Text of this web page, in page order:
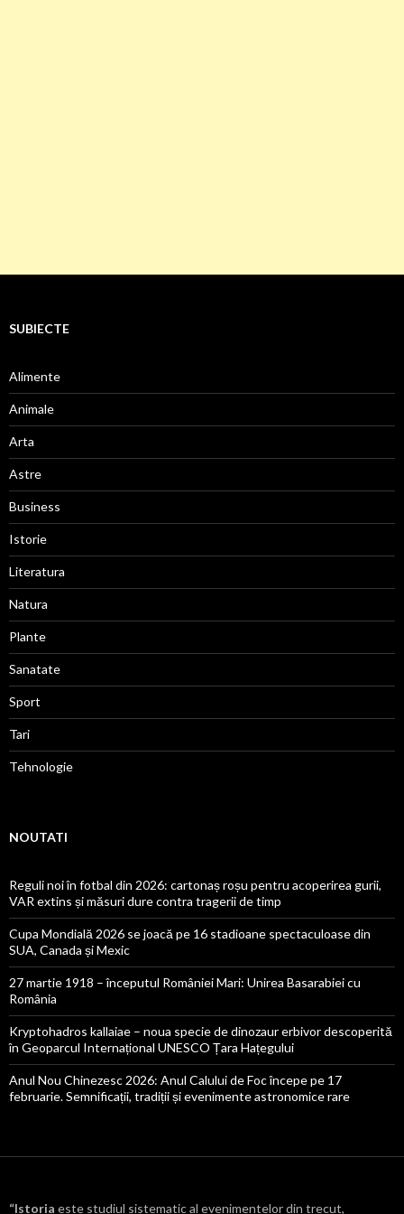
SUBIECTE
Alimente
Animale
Arta
Astre
Business
Istorie
Literatura
Natura
Plante
Sanatate
Sport
Tari
Tehnologie
NOUTATI
Reguli noi în fotbal din 2026: cartonaș roșu pentru acoperirea gurii,
VAR extins și măsuri dure contra tragerii de timp
Cupa Mondială 2026 se joacă pe 16 stadioane spectaculoase din
SUA, Canada și Mexic
27 martie 1918 – începutul României Mari: Unirea Basarabiei cu
România
Kryptohadros kallaiae – noua specie de dinozaur erbivor descoperită
în Geoparcul Internațional UNESCO Țara Hațegului
Anul Nou Chinezesc 2026: Anul Calului de Foc începe pe 17
februarie. Semnificații, tradiții și evenimente astronomice rare
“Istoria este studiul sistematic al evenimentelor din trecut,